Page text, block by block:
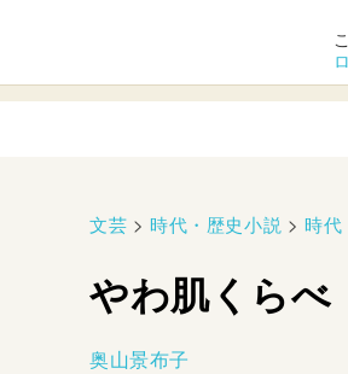
文芸 >時代・歴史小説 >時代
やわ肌くらべ
奥山景布子